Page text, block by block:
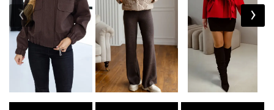
‹ ›